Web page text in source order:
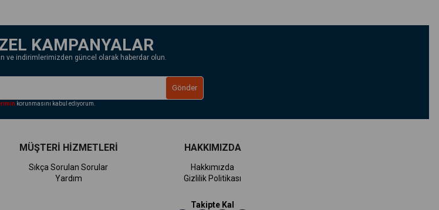
KAMPANYALAR
ve indirimlerimizden güncel olarak haberdar olun.
Gönder
korunmasını kabul ediyorum.
MÜŞTERİ HİZMETLERİ
Sıkça Sorulan Sorular
Yardım
HAKKIMIZDA
Hakkımızda
Gizlilik Politikası
Takipte Kal